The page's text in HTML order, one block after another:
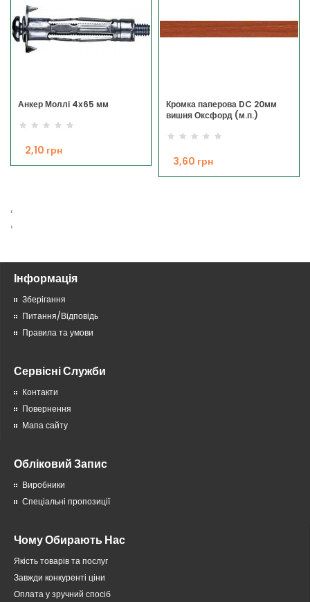
Анкер Моллі 4х65 мм
2,10 грн
Кромка паперова DC 20мм
вишня Оксфорд (м.п.)
3,60 грн
‹
›
Інформація
Зберігання
Питання/Відповідь
Правила та умови
Сервісні Служби
Контакти
Повернення
Мапа сайту
Обліковий Запис
Виробники
Спеціальні пропозиції
Чому Обирають Нас
Якість товарів та послуг
Завжди конкуренті ціни
Оплата у зручний спосіб